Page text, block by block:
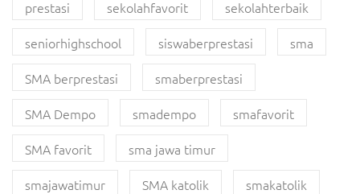
prestasi
sekolahfavorit
sekolahterbaik
seniorhighschool
siswaberprestasi
sma
SMA berprestasi
smaberprestasi
SMA Dempo
smadempo
smafavorit
SMA favorit
sma jawa timur
smajawatimur
SMA katolik
smakatolik